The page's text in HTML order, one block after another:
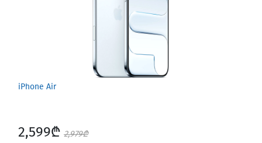
iPhone Air
2,599₾ 2,979₾